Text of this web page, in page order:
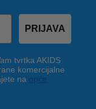
PRIJAVA
tvrtka AKIDS
komercijalne
na